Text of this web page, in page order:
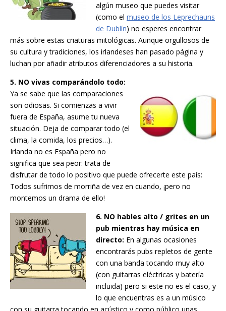
algún museo que puedes visitar
(como el museo de los Leprechauns
de Dublín) no esperes encontrar
más sobre estas criaturas mitológicas. Aunque orgullosos de
su cultura y tradiciones, los irlandeses han pasado página y
luchan por añadir atributos diferenciadores a su historia.
5. NO vivas comparándolo todo:
Ya se sabe que las comparaciones
son odiosas. Si comienzas a vivir
fuera de España, asume tu nueva
situación. Deja de comparar todo (el
clima, la comida, los precios…).
Irlanda no es España pero no
significa que sea peor: trata de
disfrutar de todo lo positivo que puede ofrecerte este país:
Todos sufrimos de morriña de vez en cuando, ¡pero no
montemos un drama de ello!
6. NO hables alto / grites en un
pub mientras hay música en
directo: En algunas ocasiones
encontrarás pubs repletos de gente
con una banda tocando muy alto
(con guitarras eléctricas y batería
incluida) pero si este no es el caso, y
lo que encuentras es a un músico